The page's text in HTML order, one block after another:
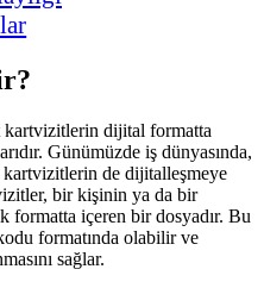
kartvizitlerin dijital formatta
Günümüzde iş dünyasında,
de dijitalleşmeye
bir kişinin ya da bir
içeren bir dosyadır. Bu
formatında olabilir ve
sağlar.